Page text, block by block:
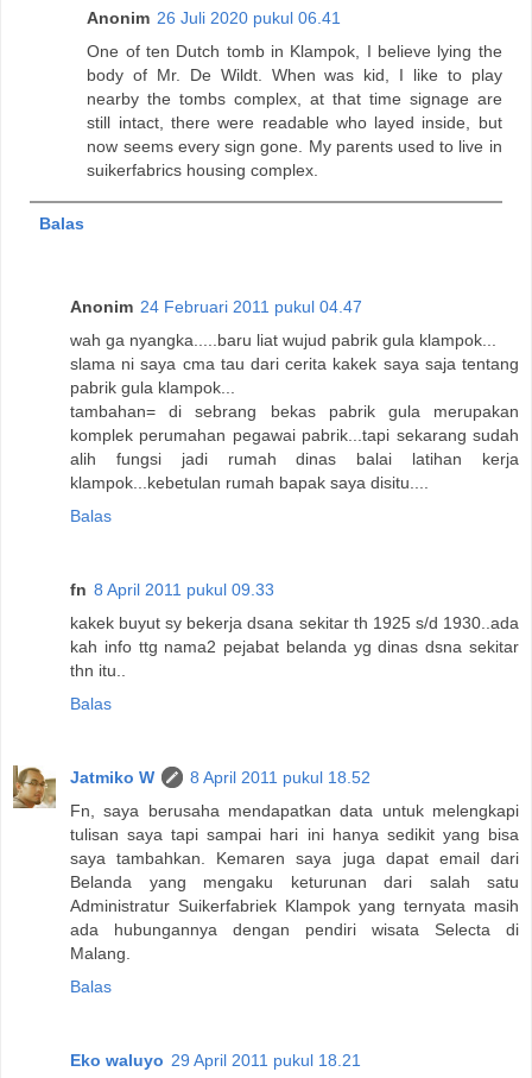
Anonim 26 Juli 2020 pukul 06.41
One of ten Dutch tomb in Klampok, I believe lying the
body of Mr. De Wildt. When was kid, I like to play
nearby the tombs complex, at that time signage are
still intact, there were readable who layed inside, but
now seems every sign gone. My parents used to live in
suikerfabrics housing complex.
Balas
Anonim 24 Februari 2011 pukul 04.47
wah ga nyangka.....baru liat wujud pabrik gula klampok...
slama ni saya cma tau dari cerita kakek saya saja tentang
pabrik gula klampok...
tambahan= di sebrang bekas pabrik gula merupakan
komplek perumahan pegawai pabrik...tapi sekarang sudah
alih fungsi jadi rumah dinas balai latihan kerja
klampok...kebetulan rumah bapak saya disitu....
Balas
fn 8 April 2011 pukul 09.33
kakek buyut sy bekerja dsana sekitar th 1925 s/d 1930..ada
kah info ttg nama2 pejabat belanda yg dinas dsna sekitar
thn itu..
Balas
Jatmiko W
8 April 2011 pukul 18.52
Fn, saya berusaha mendapatkan data untuk melengkapi
tulisan saya tapi sampai hari ini hanya sedikit yang bisa
saya tambahkan. Kemaren saya juga dapat email dari
Belanda yang mengaku keturunan dari salah satu
Administratur Suikerfabriek Klampok yang ternyata masih
ada hubungannya dengan pendiri wisata Selecta di
Malang.
Balas
Eko waluyo 29 April 2011 pukul 18.21